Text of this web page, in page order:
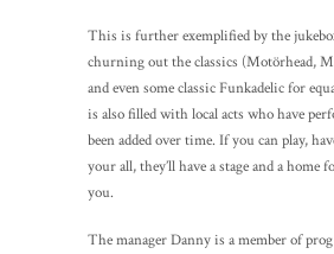
This is further exemplified by the
churning out the classics (Motörhead,
and even some classic Funkadelic for
is also filled with local acts who have
been added over time. If you can play,
your all, they’ll have a stage and a
you.
The manager Danny is a member of